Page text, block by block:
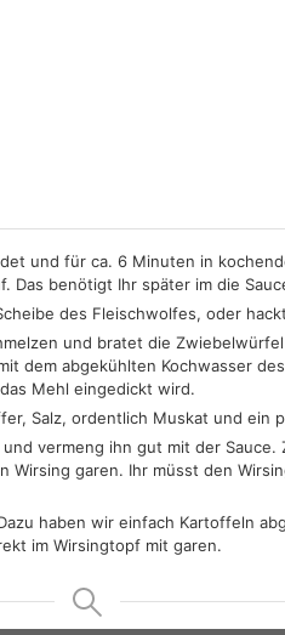
und für ca. 6 Minuten in
Das benötigt Ihr später im die
des Fleischwolfes, oder
und bratet die
dem abgekühlten Kochwasser
Mehl eingedickt wird.
Salz, ordentlich Muskat und ein
vermeng ihn gut mit der Sauce.
garen. Ihr müsst den
haben wir einfach Kartoffeln
im Wirsingtopf mit garen.